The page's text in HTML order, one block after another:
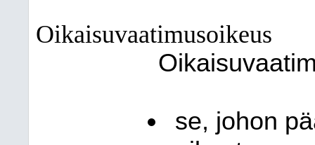
Oikaisuvaatimusoikeus
se, johon